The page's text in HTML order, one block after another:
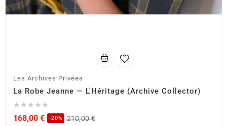
Les Archives Privées
La Robe Jeanne — L'Héritage (Archive Collector)
    
168,00 € -20% 210,00 €